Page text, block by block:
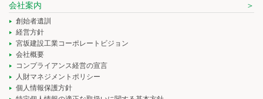
会社案内
創始者遺訓
経営方針
宮坂建設工業コーポレートビジョン
会社概要
コンプライアンス経営の宣言
人財マネジメントポリシー
個人情報保護方針